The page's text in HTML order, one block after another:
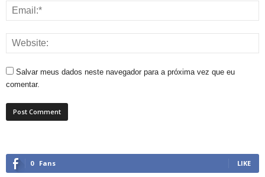
Salvar meus dados neste navegador para a próxima vez que eu
comentar.
0 Fans LIKE